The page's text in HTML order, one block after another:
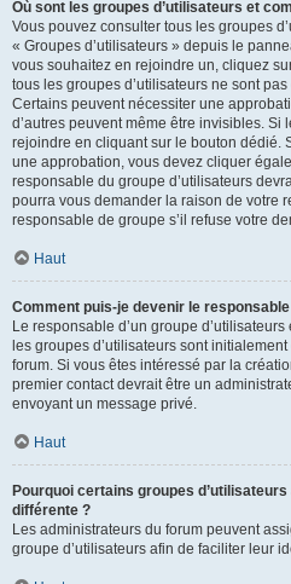
Où sont les groupes d’utilisateurs et
Vous pouvez consulter tous les groupes
« Groupes d’utilisateurs » depuis le
vous souhaitez en rejoindre un, cliquez
tous les groupes d’utilisateurs ne sont
Certains peuvent nécessiter une
d’autres peuvent même être invisibles.
rejoindre en cliquant sur le bouton dédié.
une approbation, vous devez cliquer
responsable du groupe d’utilisateurs
pourra vous demander la raison de votre
responsable de groupe s’il refuse votre
Haut
Comment puis-je devenir le responsable
Le responsable d’un groupe
les groupes d’utilisateurs sont
forum. Si vous êtes intéressé par la
premier contact devrait être un
envoyant un message privé.
Haut
Pourquoi certains groupes
différente ?
Les administrateurs du forum peuvent
groupe d’utilisateurs afin de faciliter leur